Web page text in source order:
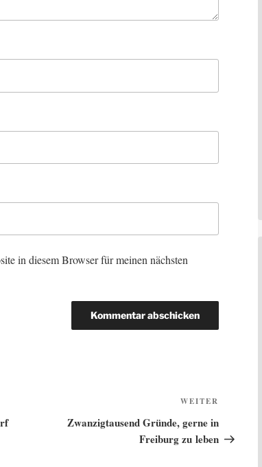
in diesem Browser für meinen nächsten
Beitrag
WEITER
Zwanzigtausend Gründe, gerne in
Freiburg zu leben